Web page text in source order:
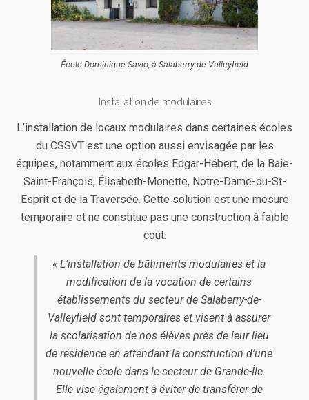
École Dominique-Savio, à Salaberry-de-Valleyfield
Installation de modulaires
L’installation de locaux modulaires dans certaines écoles
du CSSVT est une option aussi envisagée par les
équipes, notamment aux écoles Edgar-Hébert, de la Baie-
Saint-François, Élisabeth-Monette, Notre-Dame-du-St-
Esprit et de la Traversée. Cette solution est une mesure
temporaire et ne constitue pas une construction à faible
coût.
« L’installation de bâtiments modulaires et la
modification de la vocation de certains
établissements du secteur de Salaberry-de-
Valleyfield sont temporaires et visent à assurer
la scolarisation de nos élèves près de leur lieu
de résidence en attendant la construction d’une
nouvelle école dans le secteur de Grande-Île.
Elle vise également à éviter de transférer de